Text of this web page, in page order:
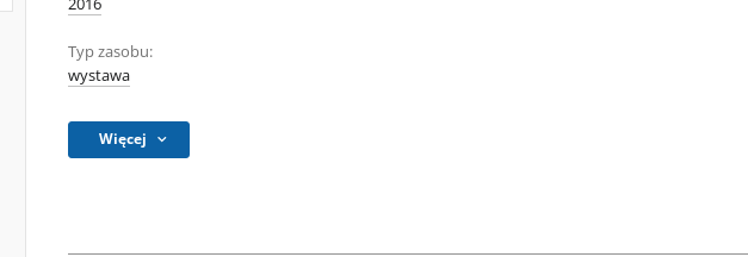
2016
Typ zasobu:
wystawa
Więcej